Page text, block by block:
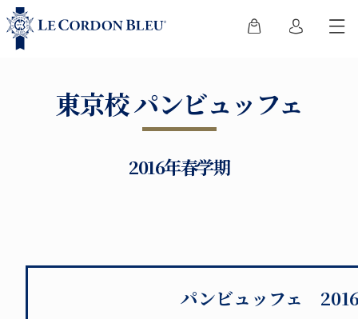
東京校 パンビュッフェ
2016年春学期
パンビュッフェ